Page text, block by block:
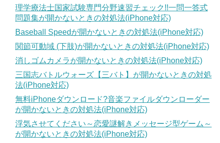
理学療法士国家試験専門分野速習チェック!!一問一答式
問題集が開かないときの対処法(iPhone対応)
Baseball Speedが開かないときの対処法(iPhone対応)
関節可動域 (下肢)が開かないときの対処法(iPhone対応)
消しゴムカメラが開かないときの対処法(iPhone対応)
三国志バトルウォーズ【三バト】が開かないときの対処
法(iPhone対応)
無料iPhoneダウンロード?音楽ファイルダウンローダー
が開かないときの対処法(iPhone対応)
浮気させてください～恋愛謎解きメッセージ型ゲーム～
が開かないときの対処法(iPhone対応)